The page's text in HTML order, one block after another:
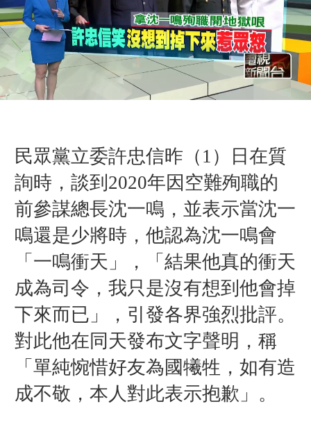
民眾黨立委許忠信昨（1）日在質
詢時，談到2020年因空難殉職的
前參謀總長沈一鳴，並表示當沈一
鳴還是少將時，他認為沈一鳴會
「一鳴衝天」，「結果他真的衝天
成為司令，我只是沒有想到他會掉
下來而已」，引發各界強烈批評。
對此他在同天發布文字聲明，稱
「單純惋惜好友為國犧牲，如有造
成不敬，本人對此表示抱歉」。